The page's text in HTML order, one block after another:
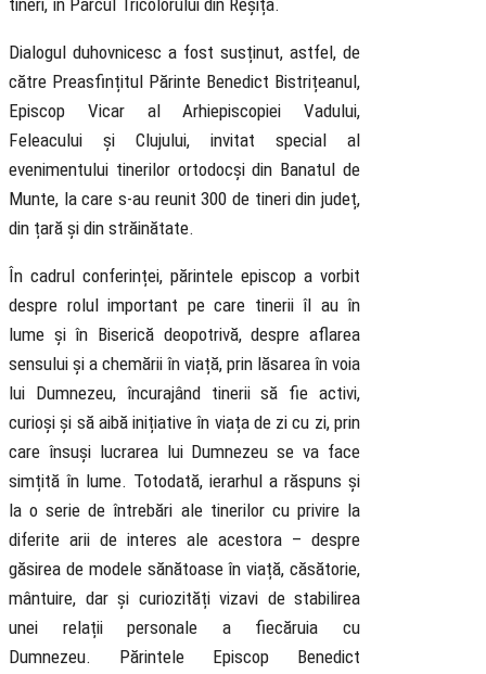
tineri, în Parcul Tricolorului din Reșița.
Dialogul duhovnicesc a fost susținut, astfel, de
către Preasfințitul Părinte Benedict Bistrițeanul,
Episcop Vicar al Arhiepiscopiei Vadului,
Feleacului și Clujului, invitat special al
evenimentului tinerilor ortodocși din Banatul de
Munte, la care s-au reunit 300 de tineri din județ,
din țară și din străinătate.
În cadrul conferinței, părintele episcop a vorbit
despre rolul important pe care tinerii îl au în
lume și în Biserică deopotrivă, despre aflarea
sensului și a chemării în viață, prin lăsarea în voia
lui Dumnezeu, încurajând tinerii să fie activi,
curioși și să aibă inițiative în viața de zi cu zi, prin
care însuși lucrarea lui Dumnezeu se va face
simțită în lume. Totodată, ierarhul a răspuns și
la o serie de întrebări ale tinerilor cu privire la
diferite arii de interes ale acestora – despre
găsirea de modele sănătoase în viață, căsătorie,
mântuire, dar și curiozități vizavi de stabilirea
unei relații personale a fiecăruia cu
Dumnezeu. Părintele Episcop Benedict